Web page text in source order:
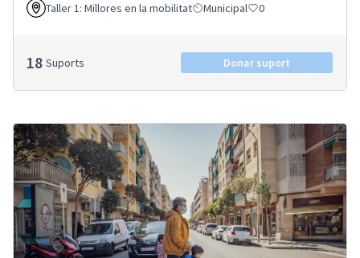
Taller 1: Millores en la mobilitat Municipal 0
18 Suports Donar suport